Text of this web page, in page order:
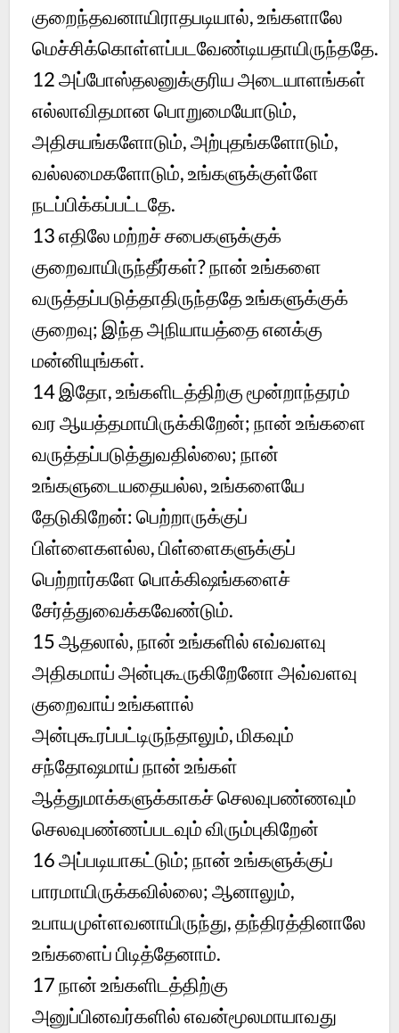
குறைந்தவனாயிராதபடியால், உங்களாலே
மெச்சிக்கொள்ளப்படவேண்டியதாயிருந்ததே.
12அப்போஸ்தலனுக்குரிய அடையாளங்கள்
எல்லாவிதமான பொறுமையோடும்,
அதிசயங்களோடும், அற்புதங்களோடும்,
வல்லமைகளோடும், உங்களுக்குள்ளே
நடப்பிக்கப்பட்டதே.
13எதிலே மற்றச் சபைகளுக்குக்
குறைவாயிருந்தீர்கள்? நான் உங்களை
வருத்தப்படுத்தாதிருந்ததே உங்களுக்குக்
குறைவு; இந்த அநியாயத்தை எனக்கு
மன்னியுங்கள்.
14இதோ, உங்களிடத்திற்கு மூன்றாந்தரம்
வர ஆயத்தமாயிருக்கிறேன்; நான் உங்களை
வருத்தப்படுத்துவதில்லை; நான்
உங்களுடையதையல்ல, உங்களையே
தேடுகிறேன்: பெற்றாருக்குப்
பிள்ளைகளல்ல, பிள்ளைகளுக்குப்
பெற்றார்களே பொக்கிஷங்களைச்
சேர்த்துவைக்கவேண்டும்.
15ஆதலால், நான் உங்களில் எவ்வளவு
அதிகமாய் அன்புகூருகிறேனோ அவ்வளவு
குறைவாய் உங்களால்
அன்புகூரப்பட்டிருந்தாலும், மிகவும்
சந்தோஷமாய் நான் உங்கள்
ஆத்துமாக்களுக்காகச் செலவுபண்ணவும்
செலவுபண்ணப்படவும் விரும்புகிறேன்
16அப்படியாகட்டும்; நான் உங்களுக்குப்
பாரமாயிருக்கவில்லை; ஆனாலும்,
உபாயமுள்ளவனாயிருந்து, தந்திரத்தினாலே
உங்களைப் பிடித்தேனாம்.
17நான் உங்களிடத்திற்கு
அனுப்பினவர்களில் எவன்மூலமாயாவது